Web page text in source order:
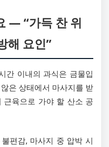
— “가득 찬 위
해 요인”
간 이내의 과식은 금물입
은 상태에서 마사지를 받
근육으로 가야 할 산소 공
편감, 마사지 중 압박 시